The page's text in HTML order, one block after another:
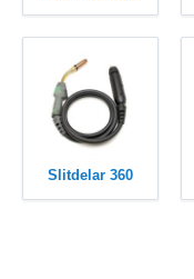
Slitdelar 360